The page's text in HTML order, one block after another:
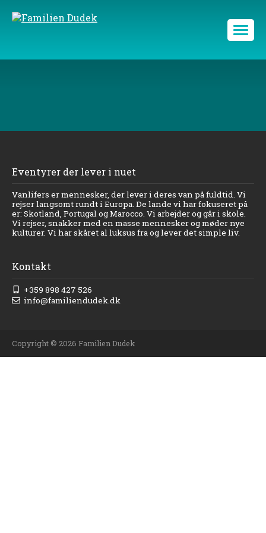
Eventyrer der lever i nuet
Vanlifers er mennesker, der lever i deres van på fuldtid. Vi
rejser langsomt rundt i Europa. De lande vi har fokuseret på
er: Skotland, Portugal og Marocco. Vi arbejder og går i skole.
Vi rejser, snakker med en masse mennesker og møder nye
kulturer. Vi har skåret al luksus fra og lever det simple liv.
Kontakt
+359 898 427 526
info@familiendudek.dk
Copyright © 2026 Familien Dudek